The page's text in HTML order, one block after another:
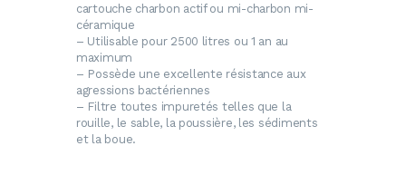
cartouche charbon actif ou mi-charbon mi-
céramique
– Utilisable pour 2500 litres ou 1 an au
maximum
– Possède une excellente résistance aux
agressions bactériennes
– Filtre toutes impuretés telles que la
rouille, le sable, la poussière, les sédiments
et la boue.